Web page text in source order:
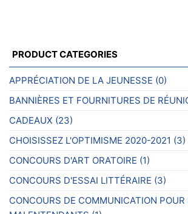
choisies
la
PRODUCT CATEGORIES
APPRÉCIATION DE LA JEUNESSE (0)
BANNIÈRES ET FOURNITURES DE
CADEAUX (23)
CHOISISSEZ L'OPTIMISME 2020-2021 (3)
CONCOURS D'ART ORATOIRE (1)
CONCOURS D'ESSAI LITTÉRAIRE (3)
CONCOURS DE COMMUNICATION POUR